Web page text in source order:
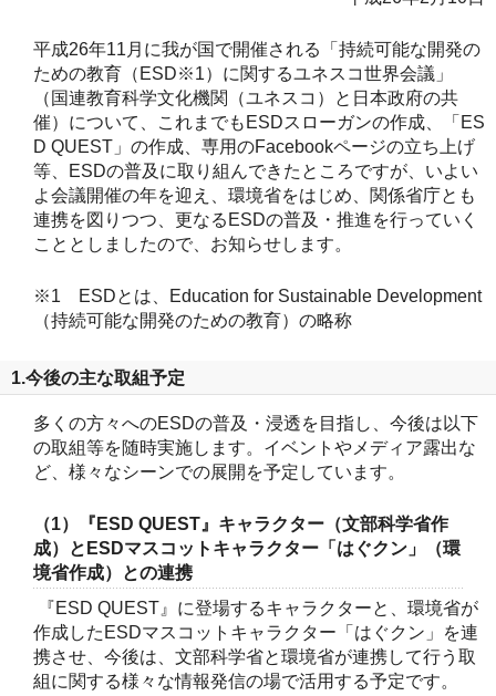
平成26年11月に我が国で開催される「持続可能な開発の
ための教育（ESD※1）に関するユネスコ世界会議」
（国連教育科学文化機関（ユネスコ）と日本政府の共
催）について、これまでもESDスローガンの作成、「ES
D QUEST」の作成、専用のFacebookページの立ち上げ
等、ESDの普及に取り組んできたところですが、いよい
よ会議開催の年を迎え、環境省をはじめ、関係省庁とも
連携を図りつつ、更なるESDの普及・推進を行っていく
こととしましたので、お知らせします。
※1 ESDとは、Education for Sustainable Development
（持続可能な開発のための教育）の略称
1.今後の主な取組予定
多くの方々へのESDの普及・浸透を目指し、今後は以下
の取組等を随時実施します。イベントやメディア露出な
ど、様々なシーンでの展開を予定しています。
（1）『ESD QUEST』キャラクター（文部科学省作
成）とESDマスコットキャラクター「はぐクン」（環
境省作成）との連携
『ESD QUEST』に登場するキャラクターと、環境省が
作成したESDマスコットキャラクター「はぐクン」を連
携させ、今後は、文部科学省と環境省が連携して行う取
組に関する様々な情報発信の場で活用する予定です。